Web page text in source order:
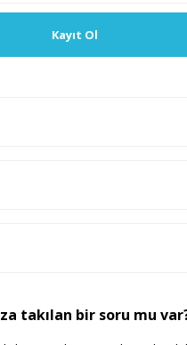
Kayıt Ol
takılan bir soru mu